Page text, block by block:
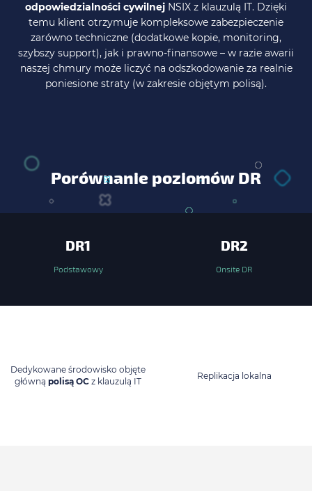
odpowiedzialności cywilnej NSIX z klauzulą IT. Dzięki
temu klient otrzymuje kompleksowe zabezpieczenie
zarówno techniczne (dodatkowe kopie, monitoring,
szybszy support), jak i prawno-finansowe – w razie awarii
naszej chmury może liczyć na odszkodowanie za realnie
poniesione straty (w zakresie objętym polisą).
Porównanie poziomów DR
DR1
Podstawowy
Dedykowane środowisko objęte
główną polisą OC z klauzulą IT
DR2
Onsite DR
Replikacja lokalna